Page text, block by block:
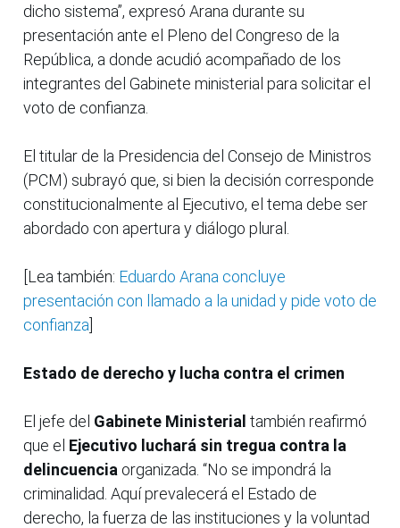
dicho sistema”, expresó Arana durante su
presentación ante el Pleno del Congreso de la
República, a donde acudió acompañado de los
integrantes del Gabinete ministerial para solicitar el
voto de confianza.
El titular de la Presidencia del Consejo de Ministros
(PCM) subrayó que, si bien la decisión corresponde
constitucionalmente al Ejecutivo, el tema debe ser
abordado con apertura y diálogo plural.
[Lea también: Eduardo Arana concluye
presentación con llamado a la unidad y pide voto de
confianza
Estado de derecho y lucha contra el crimen
El jefe del Gabinete Ministerial también reafirmó
que el Ejecutivo luchará sin tregua contra la
delincuencia organizada. “No se impondrá la
criminalidad. Aquí prevalecerá el Estado de
derecho, la fuerza de las instituciones y la voluntad